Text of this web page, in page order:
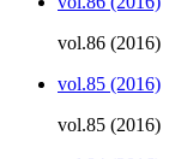
vol.86 (2016)
vol.85 (2016)
vol.85 (2016)